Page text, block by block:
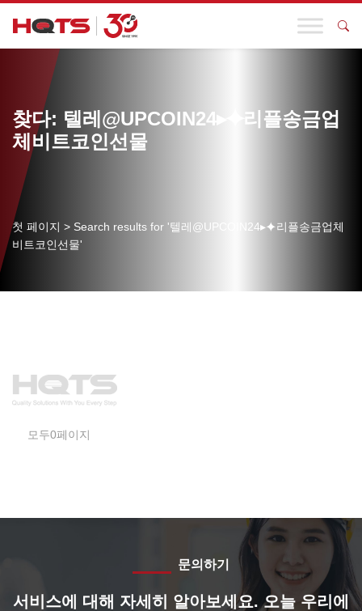
찾다: 텔레@UPCOIN24▸⯌리플송금업
체비트코인선물
첫 페이지 > Search results for '텔레@UPCOIN24▸⯌리플송금업체
비트코인선물'
모두0페이지
문의하기
서비스에 대해 자세히 알아보세요. 오늘 우리에